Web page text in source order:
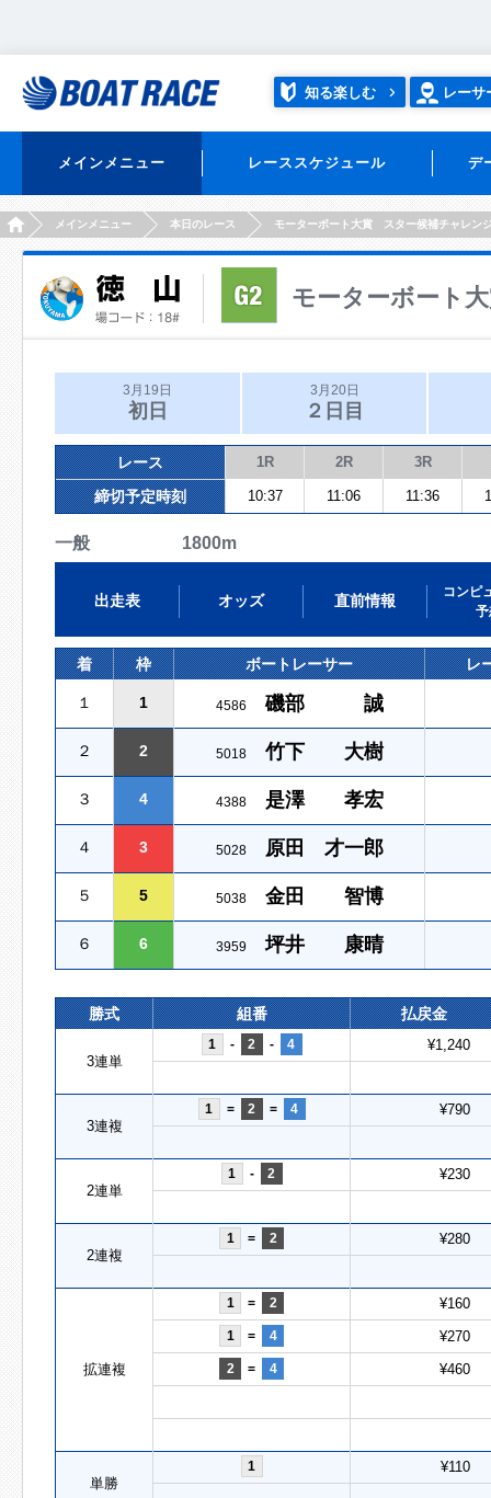
知る楽しむ レーサ
メインメニュー レーススケジュール デ
HOMEメインメニュー 本日のレース モーターボート大賞 スター候補チャレン
モーターボート
3月19日
初日
3月20日
２日目
レース 1R 2R 3R
締切予定時刻 10:37 11:06 11:36
一般 1800m
出走表 オッズ 直前情報
コンピ
予
着 枠 ボートレーサー レ
１ 1 4586 磯部 誠
２ 2 5018 竹下 大樹
３ 4 4388 是澤 孝宏
４ 3 5028 原田 才一郎
５ 5 5038 金田 智博
６ 6 3959 坪井 康晴
勝式 組番 払戻金
3連単
1 - 2 - 4 ¥1,240
3連複
1 = 2 = 4 ¥790
2連単
1 - 2 ¥230
2連複
1 = 2 ¥280
拡連複
1 = 2 ¥160
1 = 4 ¥270
2 = 4 ¥460
単勝
1 ¥110